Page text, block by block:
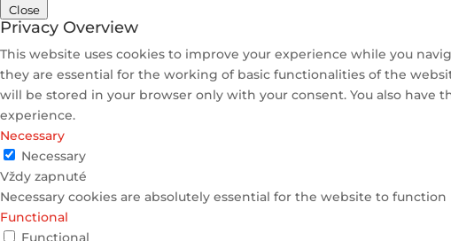
Close
Privacy Overview
This website uses cookies to improve your experience while you
they are essential for the working of basic functionalities of the
will be stored in your browser only with your consent. You also
experience.
Necessary
Necessary
Vždy zapnuté
Necessary cookies are absolutely essential for the website to
Functional
Functional